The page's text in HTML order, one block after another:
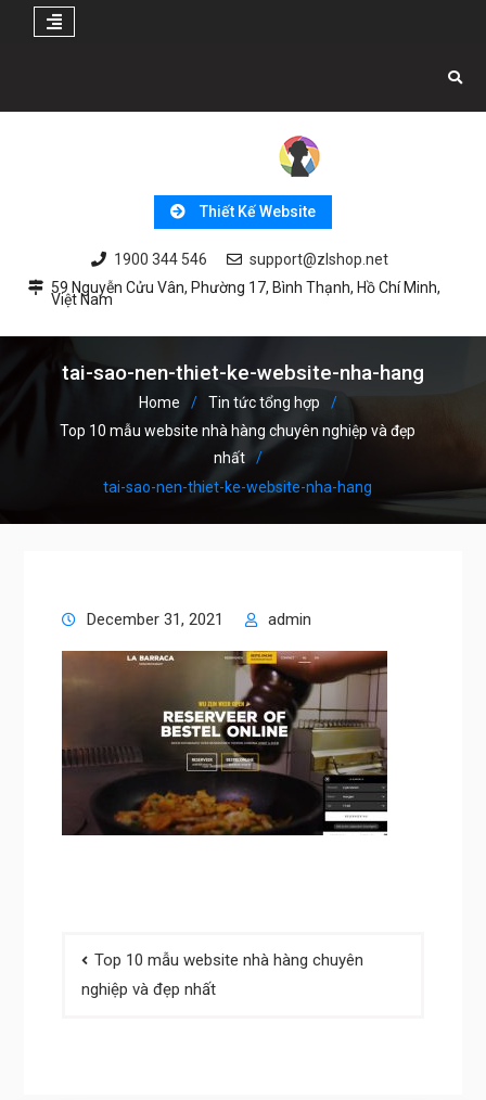
content
Thiết Kế Website
1900 344 546
support@zlshop.net
59 Nguyễn Cửu Vân, Phường 17, Bình Thạnh, Hồ Chí Minh,
Việt Nam
tai-sao-nen-thiet-ke-website-nha-hang
Home
Tin tức tổng hợp
Top 10 mẫu website nhà hàng chuyên nghiệp và đẹp
nhất
tai-sao-nen-thiet-ke-website-nha-hang
December 31, 2021 admin
Post
navigation
Top 10 mẫu website nhà hàng chuyên
nghiệp và đẹp nhất